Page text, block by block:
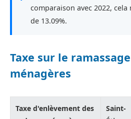
comparaison avec 2022,
de 13.09%.
Taxe sur le
ménagères
Taxe d'enlèvement des
Saint-